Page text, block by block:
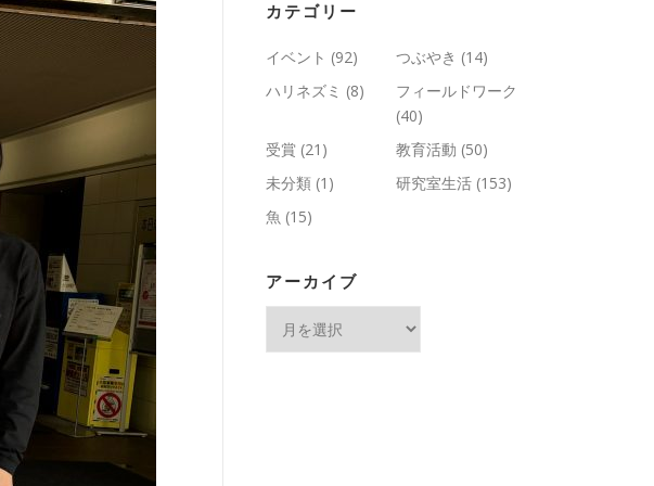
カテゴリー
イベント (92) つぶやき (14)
ハリネズミ (8)
フィールドワーク
(40)
受賞 (21) 教育活動 (50)
未分類 (1) 研究室生活 (153)
魚 (15)
アーカイブ